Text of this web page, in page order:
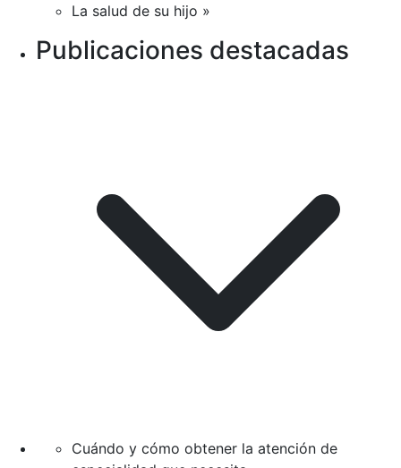
La salud de su hijo »
Publicaciones destacadas
Cuándo y cómo obtener la atención de